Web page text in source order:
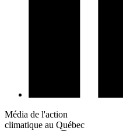
Média de l'action
climatique au Québec